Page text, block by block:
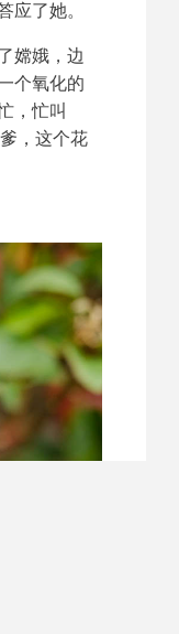
应了她。
嫦娥，边
个氧化的
，忙叫
，这个花